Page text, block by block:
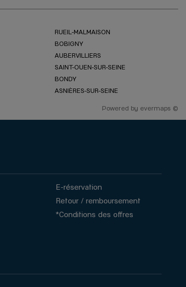
RUEIL-MALMAISON
BOBIGNY
AUBERVILLIERS
SAINT-OUEN-SUR-SEINE
BONDY
ASNIÈRES-SUR-SEINE
Powered by evermaps ©
E-réservation
Retour / remboursement
*Conditions des offres